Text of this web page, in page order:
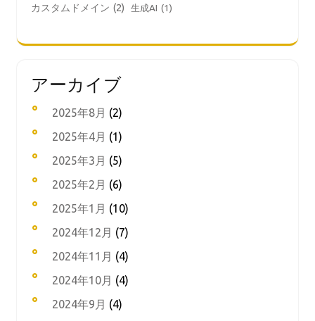
カスタムドメイン (2) 生成AI (1)
アーカイブ
2025年8月 (2)
2025年4月 (1)
2025年3月 (5)
2025年2月 (6)
2025年1月 (10)
2024年12月 (7)
2024年11月 (4)
2024年10月 (4)
2024年9月 (4)